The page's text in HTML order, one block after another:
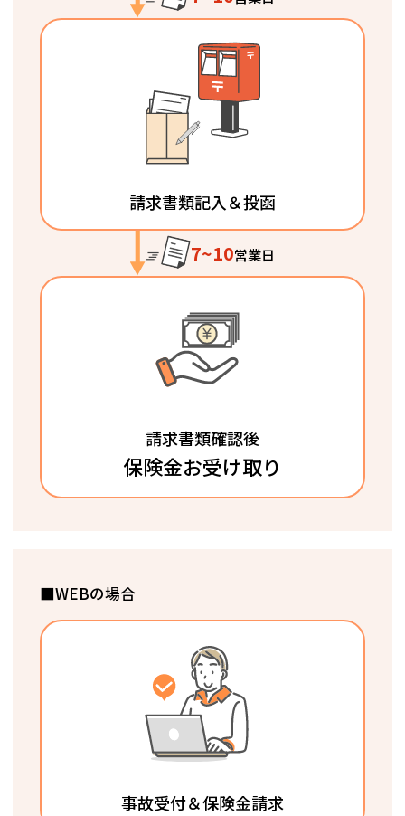
請求書類記入＆投函
7~10営業日
請求書類確認後
保険金お受け取り
■WEBの場合
事故受付＆保険金請求